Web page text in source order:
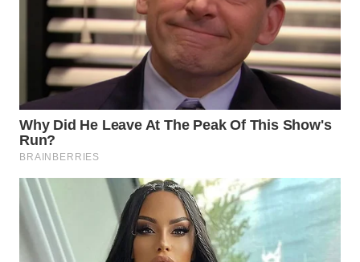
WN
INDRAMAYU
WN
KUNINGAN
WN
WN
SUBANG